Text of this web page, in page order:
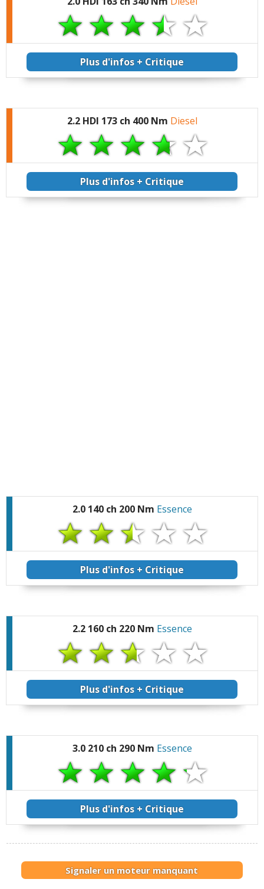
Plus d'infos + Critique
2.2 HDI 173 ch 400 Nm Diesel
Plus d'infos + Critique
2.0 140 ch 200 Nm Essence
Plus d'infos + Critique
2.2 160 ch 220 Nm Essence
Plus d'infos + Critique
3.0 210 ch 290 Nm Essence
Plus d'infos + Critique
Signaler un moteur manquant